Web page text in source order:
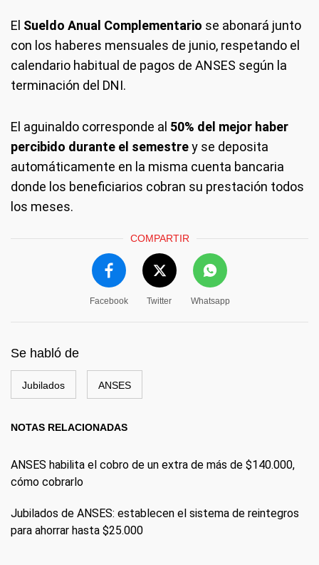
El Sueldo Anual Complementario se abonará junto
con los haberes mensuales de junio, respetando el
calendario habitual de pagos de ANSES según la
terminación del DNI.
El aguinaldo corresponde al 50% del mejor haber
percibido durante el semestrey se deposita
automáticamente en la misma cuenta bancaria
donde los beneficiarios cobran su prestación todos
los meses.
COMPARTIR
Facebook Twitter Whatsapp
Se habló de
Jubilados ANSES
NOTAS RELACIONADAS
ANSES habilita el cobro de un extra de más de $140.000,
cómo cobrarlo
Jubilados de ANSES: establecen el sistema de reintegros
para ahorrar hasta $25.000